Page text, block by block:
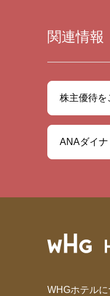
関連情報
株主優待を
ANAダイ
WHGホテルに